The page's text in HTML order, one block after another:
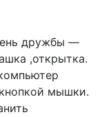
дружбы —
,открытка.
мышки.